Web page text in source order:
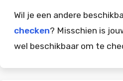
Wil je een andere
checken? Misschien is
wel beschikbaar om te